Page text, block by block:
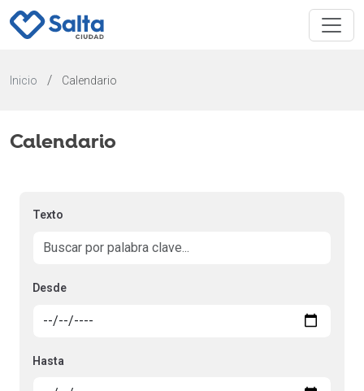
Inicio / Calendario
Calendario
Texto
Desde
Hasta